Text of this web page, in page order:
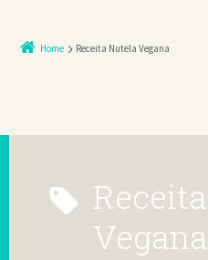
Home Receita Nutela Vegana
Receita Nutela
Vegana